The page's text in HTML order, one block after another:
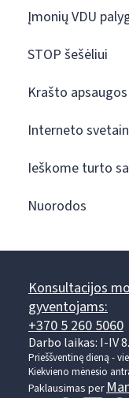
Įmonių VDU
STOP šešėliui
Krašto
Interneto
Ieškome turto
Nuorodos
Konsultacijos
gyventojams:
+370 5 260 5060
Darbo laikas: I-IV
Prieššventinę dieną -
Kiekvieno mėnesio
Paklausimas per